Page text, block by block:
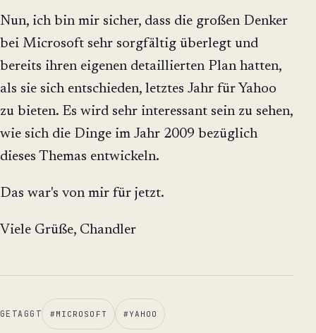
Nun, ich bin mir sicher, dass die großen Denker
bei Microsoft sehr sorgfältig überlegt und
bereits ihren eigenen detaillierten Plan hatten,
als sie sich entschieden, letztes Jahr für Yahoo
zu bieten. Es wird sehr interessant sein zu sehen,
wie sich die Dinge im Jahr 2009 bezüglich
dieses Themas entwickeln.
Das war's von mir für jetzt.
Viele Grüße, Chandler
GETAGGT #MICROSOFT #YAHOO